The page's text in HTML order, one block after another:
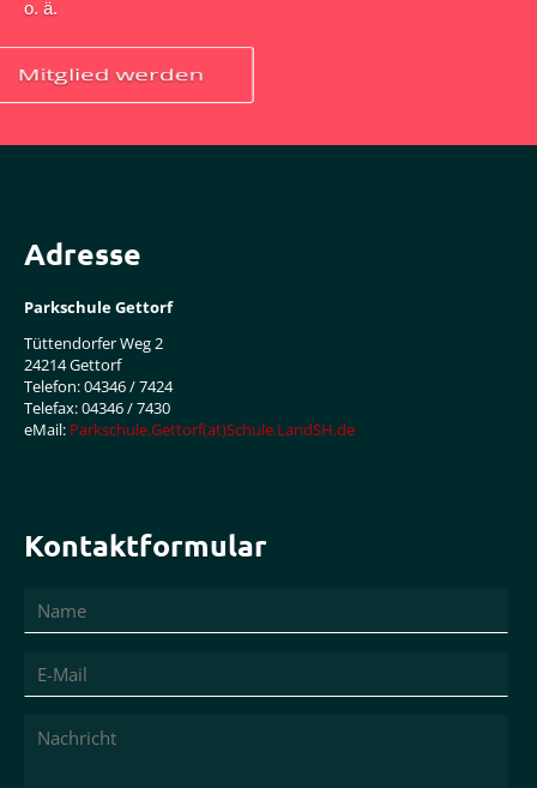
o. ä.
Mitglied werden
Adresse
Parkschule Gettorf
Tüttendorfer Weg 2
24214 Gettorf
Telefon: 04346 / 7424
Telefax: 04346 / 7430
eMail: Parkschule.Gettorf(at)Schule.LandSH.de
Kontaktformular